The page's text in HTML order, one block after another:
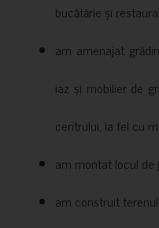
bucătărie și
am amenajat
iaz și mobilier de
centrului, la fel cu
am montat locul de
am construit